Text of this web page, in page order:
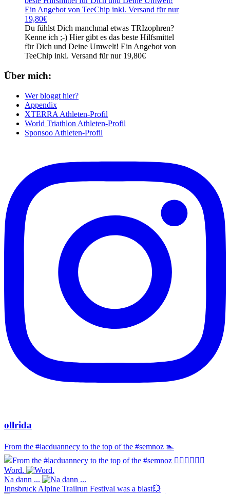
Du fühlst Dich manchmal etwas TRIzophren?
Kenne ich ;-) Hier gibt es das beste Hilfsmittel
für Dich und Deine Umwelt! Ein Angebot von
TeeChip inkl. Versand für nur 19,80€
Über mich:
Wer bloggt hier?
Appendix
XTERRA Athleten-Profil
World Triathlon Athleten-Profil
Sponsoo Athleten-Profil
ollrida
From the #lacduannecy to the top of the #semnoz 🏊‍
Word.
Na dann ...
Innsbruck Alpine Trailrun Festival was a blast💥